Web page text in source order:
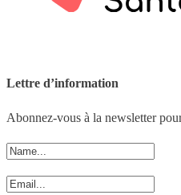
Lettre d’information
Abonnez-vous à la newsletter